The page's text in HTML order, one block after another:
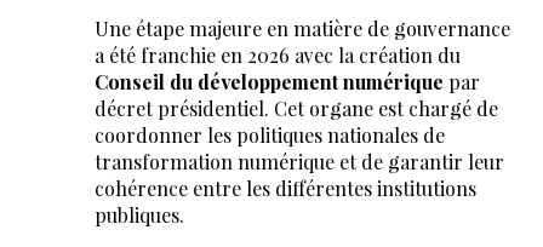
Une étape majeure en matière de gouvernance
a été franchie en 2026 avec la création du
Conseil du développement numérique par
décret présidentiel. Cet organe est chargé de
coordonner les politiques nationales de
transformation numérique et de garantir leur
cohérence entre les différentes institutions
publiques.